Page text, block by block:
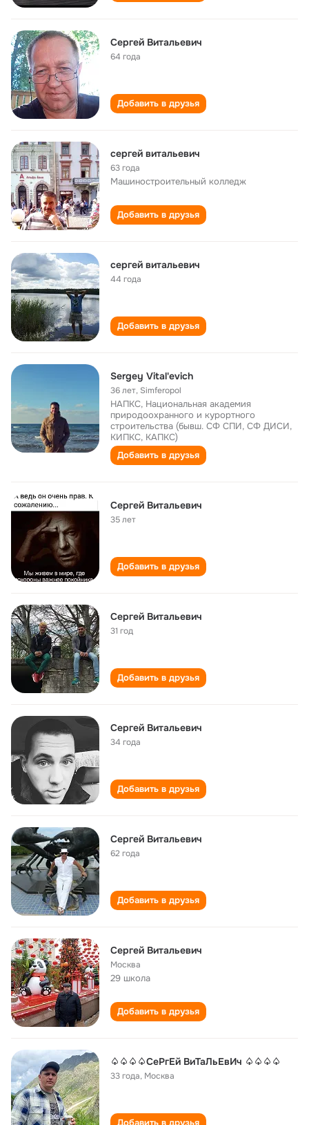
Сергей Витальевич
64 года
Добавить в друзья
сергей витальевич
63 года
Машиностроительный колледж
Добавить в друзья
сергей витальевич
44 года
Добавить в друзья
Sergey Vital'evich
36 лет, Simferopol
НАПКС, Национальная академия
природоохранного и курортного
строительства (бывш. СФ СПИ, СФ ДИСИ,
КИПКС, КАПКС)
Добавить в друзья
Сергей Витальевич
35 лет
Добавить в друзья
Сергей Витальевич
31 год
Добавить в друзья
Сергей Витальевич
34 года
Добавить в друзья
Сергей Витальевич
62 года
Добавить в друзья
Сергей Витальевич
Москва
29 школа
Добавить в друзья
♤♤♤♤СеРгЕй ВиТаЛьЕвИч ♤♤♤♤
33 года, Москва
Добавить в друзья